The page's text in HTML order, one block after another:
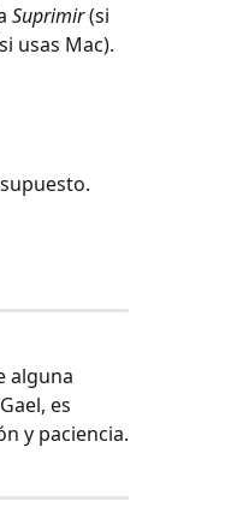
Suprimir (si
usas Mac).
alguna
es
y paciencia.